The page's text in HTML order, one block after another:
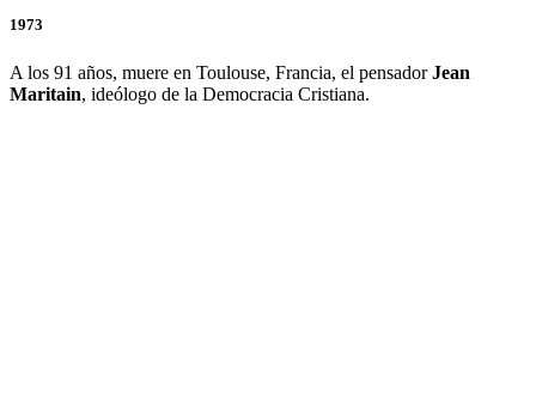
1973
A los 91 años, muere en Toulouse, Francia, el pensadorJean
Maritain, ideólogo de la Democracia Cristiana.